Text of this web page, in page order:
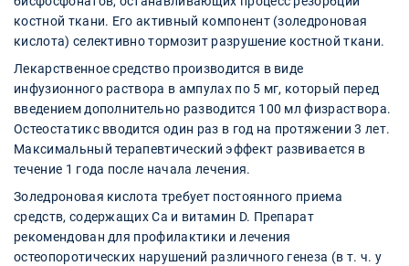
костной ткани. Его активный компонент (золедроновая
кислота) селективно тормозит разрушение костной ткани.
Лекарственное средство производится в виде
инфузионного раствора в ампулах по 5 мг, который перед
введением дополнительно разводится 100 мл физраствора.
Остеостатикс вводится один раз в год на протяжении 3 лет.
Максимальный терапевтический эффект развивается в
течение 1 года после начала лечения.
Золедроновая кислота требует постоянного приема
средств, содержащих Са и витамин D. Препарат
рекомендован для профилактики и лечения
остеопоротических нарушений различного генеза (в т. ч. у